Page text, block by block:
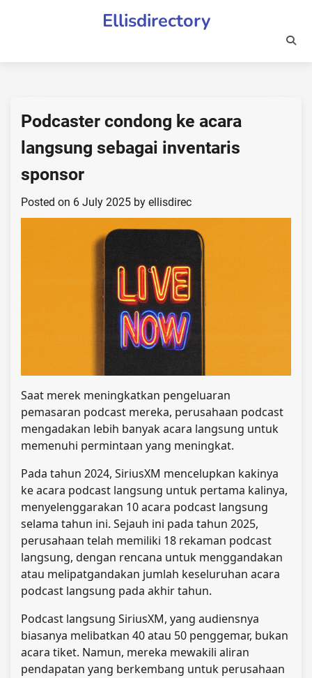
Ellisdirectory
Podcaster condong ke acara
langsung sebagai inventaris
sponsor
Posted on 6 July 2025 by ellisdirec
Saat merek meningkatkan pengeluaran
pemasaran podcast mereka, perusahaan podcast
mengadakan lebih banyak acara langsung untuk
memenuhi permintaan yang meningkat.
Pada tahun 2024, SiriusXM mencelupkan kakinya
ke acara podcast langsung untuk pertama kalinya,
menyelenggarakan 10 acara podcast langsung
selama tahun ini. Sejauh ini pada tahun 2025,
perusahaan telah memiliki 18 rekaman podcast
langsung, dengan rencana untuk menggandakan
atau melipatgandakan jumlah keseluruhan acara
podcast langsung pada akhir tahun.
Podcast langsung SiriusXM, yang audiensnya
biasanya melibatkan 40 atau 50 penggemar, bukan
acara tiket. Namun, mereka mewakili aliran
pendapatan yang berkembang untuk perusahaan